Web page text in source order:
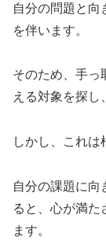
自分の問題と向
を伴います。
そのため、手っ
える対象を探し
しかし、これは
自分の課題に向
ると、心が満た
ます。